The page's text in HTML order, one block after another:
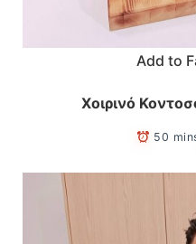
Add to
Χοιρινό
50